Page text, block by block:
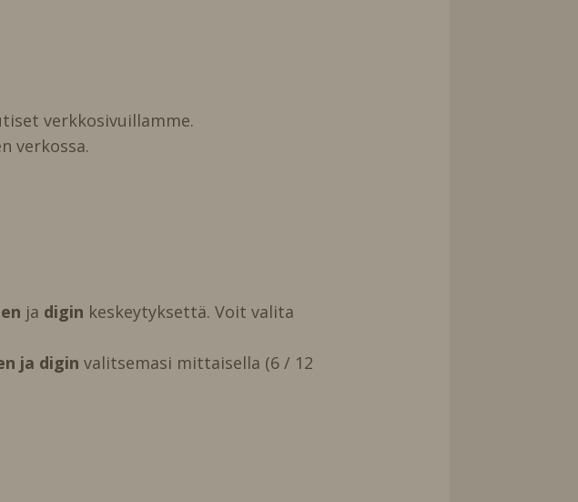
verkkosivuillamme.
verkossa.
ja digin keskeytyksettä. Voit valita
ja digin valitsemasi mittaisella (6 / 12